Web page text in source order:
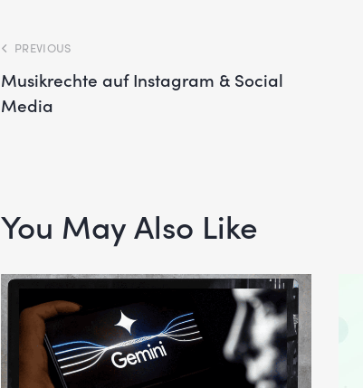
PREVIOUS
Musikrechte auf Instagram & Social
Media
You May Also Like